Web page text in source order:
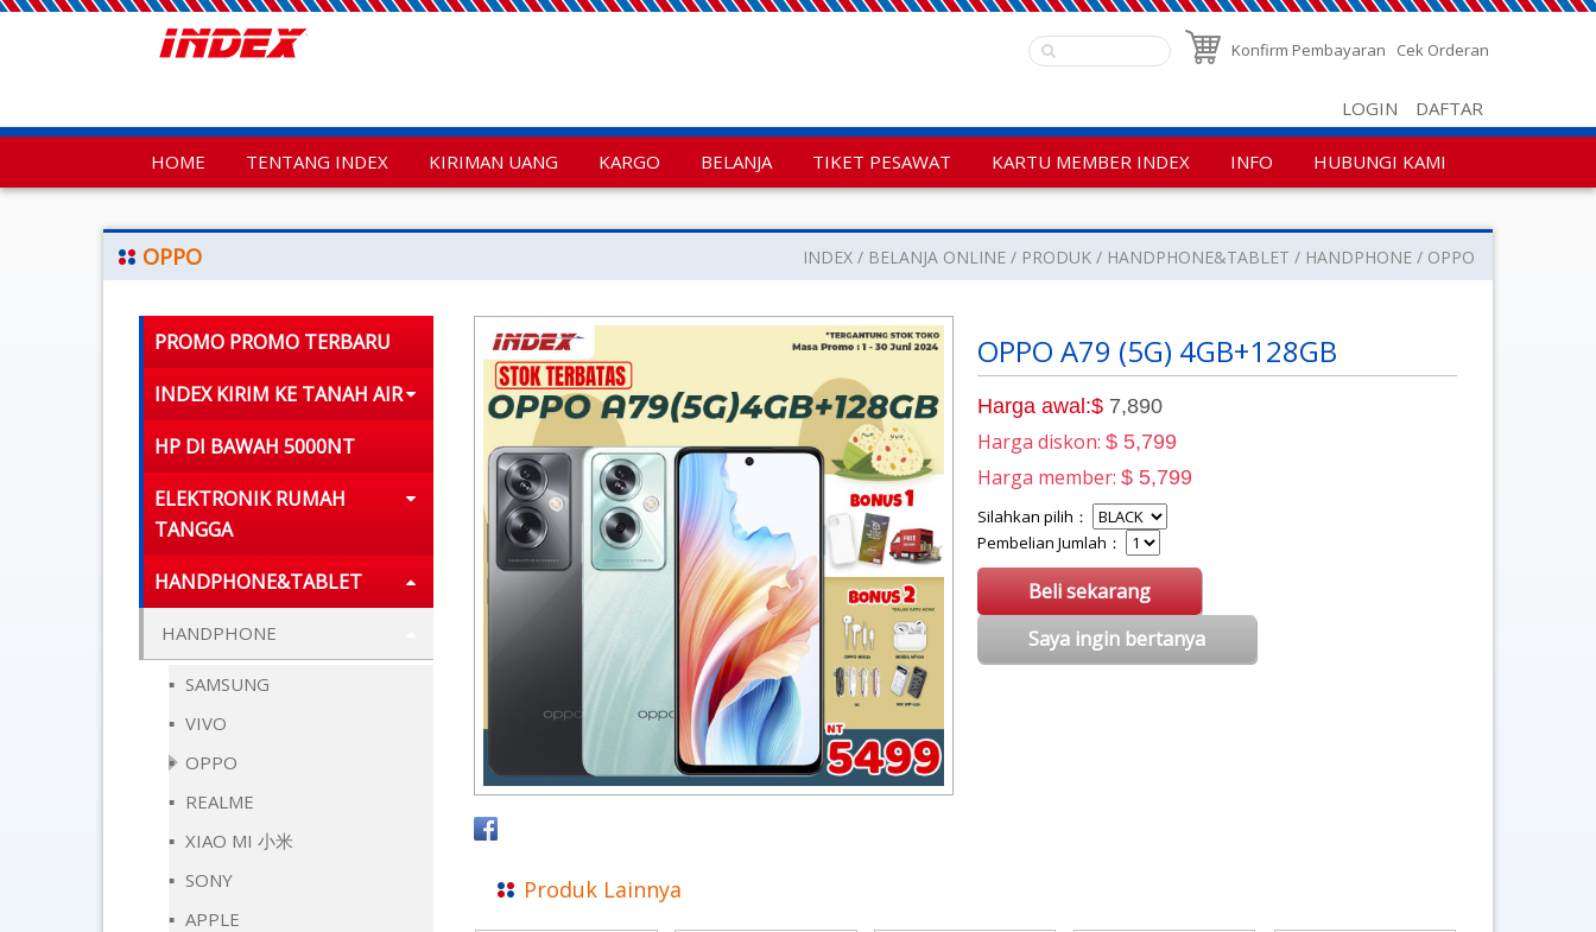
Konfirm Pembayaran Cek Orderan
LOGIN DAFTAR
HOME TENTANG INDEX KIRIMAN UANG KARGO BELANJA TIKET PESAWAT KARTU MEMBER INDEX INFO HUBUNGI KAMI
OPPO INDEX BELANJA ONLINE PRODUK HANDPHONE&TABLET HANDPHONE OPPO
PROMO PROMO TERBARU
INDEX KIRIM KE TANAH AIR
HP DI BAWAH 5000NT
ELEKTRONIK RUMAH
TANGGA
HANDPHONE&TABLET
HANDPHONE
SAMSUNG
VIVO
OPPO
REALME
XIAO MI 小米
SONY
APPLE
OPPO A79 (5G) 4GB+128GB
Harga awal:$ 7,890
Harga diskon:$ 5,799
Harga member:$ 5,799
Silahkan pilih：
Pembelian Jumlah：
Beli sekarang
Saya ingin bertanya
Produk Lainnya